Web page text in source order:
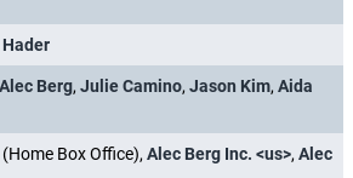
Alec Berg, Julie Camino, Jason Kim, Aida
(Home Box Office), Alec Berg Inc. <us>, Alec